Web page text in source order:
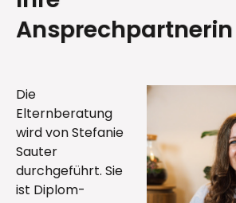
Ansprechpartnerin
Die
Elternberatung
wird von Stefanie
Sauter
durchgeführt. Sie
ist Diplom-